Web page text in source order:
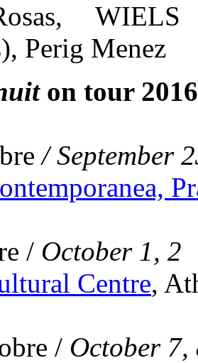
Perig Menez
on tour 2016
/ September
/ October 1, 2
Centre,
/ October 7,